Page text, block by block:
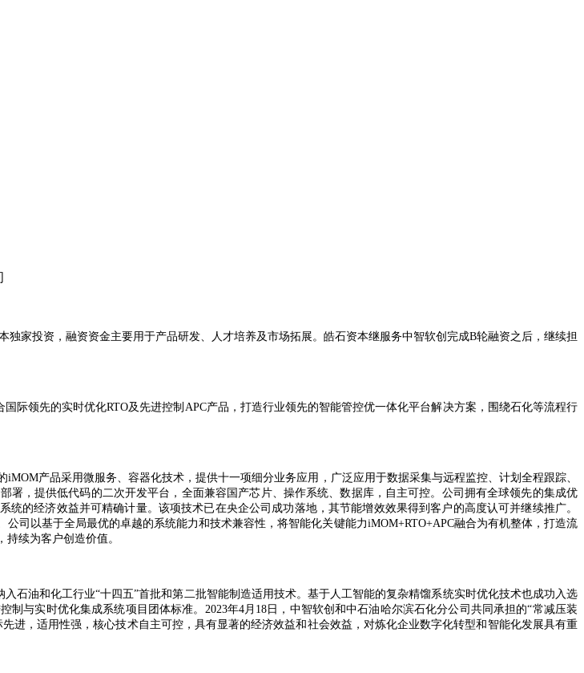
家投资，融资资金主要用于产品研发、人才培养及市场拓展。皓石资本继服务中智软创完成B轮融资之后，继续担
际领先的实时优化RTO及先进控制APC产品，打造行业领先的智能管控优一体化平台解决方案，围绕石化等流程行
产品采用微服务、容器化技术，提供十一项细分业务应用，广泛应用于数据采集与远程监控、计划全程跟踪、
，提供低代码的二次开发平台，全面兼容国产芯片、操作系统、数据库，自主可控。公司拥有全球领先的集成优
的经济效益并可精确计量。该项技术已在央企公司成功落地，其节能增效效果得到客户的高度认可并继续推广。
司以基于全局最优的卓越的系统能力和技术兼容性，将智能化关键能力iMOM+RTO+APC融合为有机整体，打造流
续为客户创造价值。
石油和化工行业“十四五”首批和第二批智能制造适用技术。基于人工智能的复杂精馏系统实时优化技术也成功入选
与实时优化集成系统项目团体标准。2023年4月18日，中智软创和中石油哈尔滨石化分公司共同承担的“常减压装
进，适用性强，核心技术自主可控，具有显著的经济效益和社会效益，对炼化企业数字化转型和智能化发展具有重